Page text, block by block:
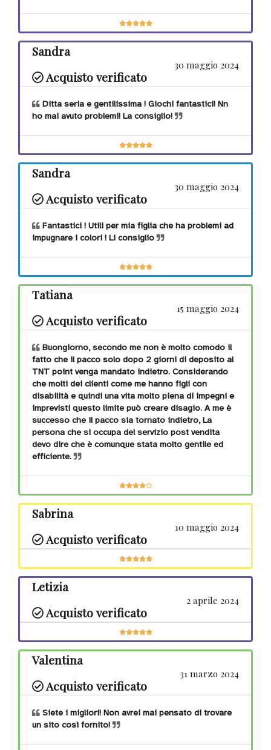
Sandra
30 maggio 2024
Acquisto verificato
Ditta seria e gentilissima ! Giochi fantastici! Nn
ho mai avuto problemi! La consiglio!
Sandra
30 maggio 2024
Acquisto verificato
Fantastici ! Utili per mia figlia che ha problemi ad
impugnare i colori ! Li consiglio
Tatiana
15 maggio 2024
Acquisto verificato
Buongiorno, secondo me non è molto comodo il
fatto che il pacco solo dopo 2 giorni di deposito al
TNT point venga mandato indietro. Considerando
che molti dei clienti come me hanno figli con
disabilità e quindi una vita molto piena di impegni e
imprevisti questo limite può creare disagio. A me è
successo che il pacco sia tornato indietro, La
persona che si occupa del servizio post vendita
devo dire che è comunque stata molto gentile ed
efficiente.
Sabrina
10 maggio 2024
Acquisto verificato
Letizia
2 aprile 2024
Acquisto verificato
Valentina
31 marzo 2024
Acquisto verificato
Siete i migliori! Non avrei mai pensato di trovare
un sito così fornito!